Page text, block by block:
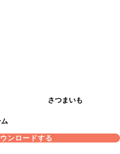
さつまいも
ンロードする